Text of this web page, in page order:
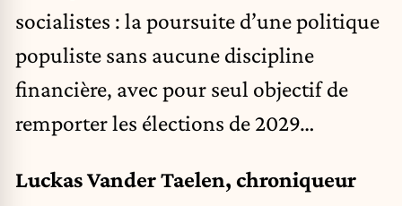
socialistes : la poursuite d’une politique
populiste sans aucune discipline
financière, avec pour seul objectif de
remporter les élections de 2029…
Luckas Vander Taelen, chroniqueur